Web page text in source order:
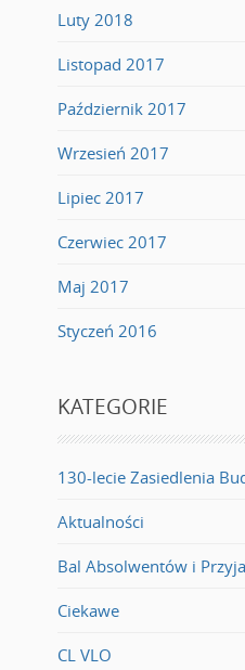
Luty 2018
Listopad 2017
Październik 2017
Wrzesień 2017
Lipiec 2017
Czerwiec 2017
Maj 2017
Styczeń 2016
KATEGORIE
130-lecie Zasiedlenia
Aktualności
Bal Absolwentów i
Ciekawe
CL VLO